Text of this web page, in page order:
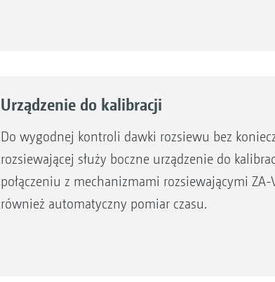
Urządzenie do kalibracji
Do wygodnej kontroli dawki rozsiewu bez
rozsiewającej służy boczne urządzenie do
połączeniu z mechanizmami rozsiewającymi
również automatyczny pomiar czasu.